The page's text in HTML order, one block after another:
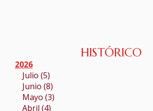
HISTÓRICO
2026
Julio (5)
Junio (8)
Mayo (3)
Abril (4)